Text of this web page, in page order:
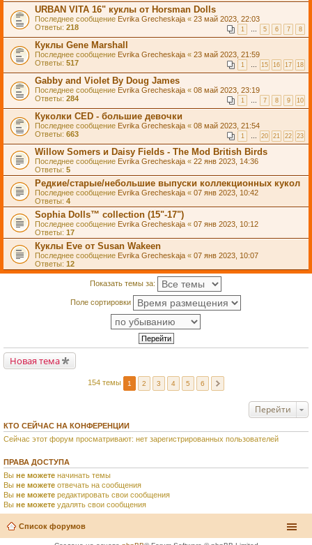
URBAN VITA 16" куклы от Horsman Dolls
Последнее сообщение Evrika Grecheskaja « 23 май 2023, 22:03
Ответы: 218 1 … 5 6 7 8
Куклы Gene Marshall
Последнее сообщение Evrika Grecheskaja « 23 май 2023, 21:59
Ответы: 517 1 … 15 16 17 18
Gabby and Violet By Doug James
Последнее сообщение Evrika Grecheskaja « 08 май 2023, 23:19
Ответы: 284 1 … 7 8 9 10
Куколки CED - большие девочки
Последнее сообщение Evrika Grecheskaja « 08 май 2023, 21:54
Ответы: 663 1 … 20 21 22 23
Willow Somers и Daisy Fields - The Mod British Birds
Последнее сообщение Evrika Grecheskaja « 22 янв 2023, 14:36
Ответы: 5
Редкие/старые/небольшие выпуски коллекционных кукол
Последнее сообщение Evrika Grecheskaja « 07 янв 2023, 10:42
Ответы: 4
Sophia Dolls™ collection (15"-17")
Последнее сообщение Evrika Grecheskaja « 07 янв 2023, 10:12
Ответы: 17
Куклы Eve от Susan Wakeen
Последнее сообщение Evrika Grecheskaja « 07 янв 2023, 10:07
Ответы: 12
Показать темы за:
Поле сортировки
Новая тема
154 темы 1 2 3 4 5 6
Перейти
КТО СЕЙЧАС НА КОНФЕРЕНЦИИ
Сейчас этот форум просматривают: нет зарегистрированных пользователей
ПРАВА ДОСТУПА
Вы не можете начинать темы
Вы не можете отвечать на сообщения
Вы не можете редактировать свои сообщения
Вы не можете удалять свои сообщения
Список форумов